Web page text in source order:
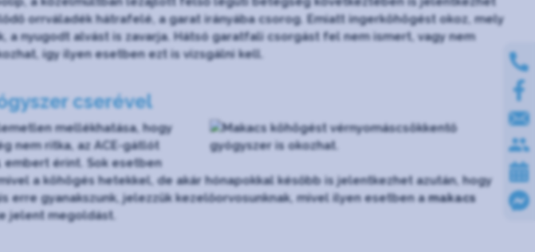
orrváladék hátrafelé, a garat irányába csorog. Emiatt ingerköhögést okoz, mely
nyugodt alvást is zavarja. Hátsó garatfali csorgást fel nem ismert, vagy nem
így ilyen esetben ezt is vizsgálni kell.
cserével
mellékhatása, hogy
nem ritka, az ACE-gátlót
érint. Sok esetben
a köhögés hetekkel, de akár hónapokkal később is jelentkezhet azután, hogy
erre gyanakszunk, jelezzük kezelőorvosunknak, mivel ilyen esetben amakacs
jelent megoldást.